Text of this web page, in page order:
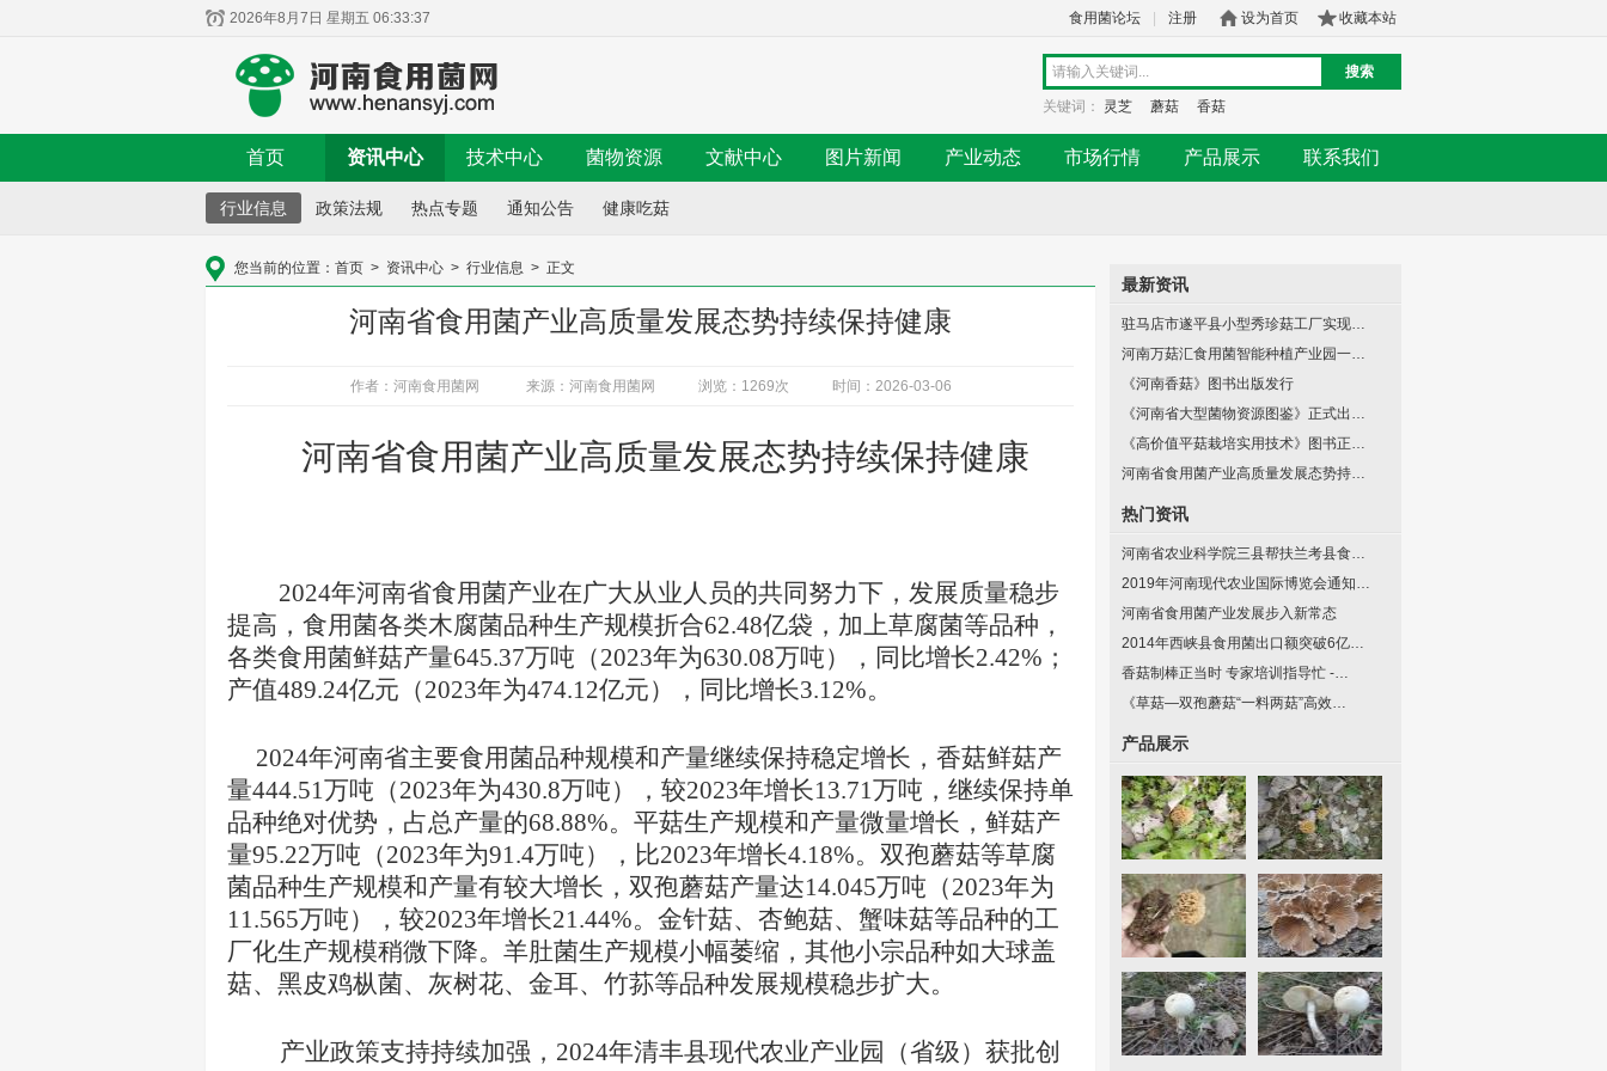
2026年8月7日 星期五 06:33:37 食用菌论坛 注册 设为首页 收藏本站
搜索
关键词： 灵芝 蘑菇 香菇
首页 资讯中心 技术中心 菌物资源 文献中心 图片新闻 产业动态 市场行情 产品展示 联系我们
行业信息 政策法规 热点专题 通知公告 健康吃菇
您当前的位置： 首页 > 资讯中心 > 行业信息 > 正文
河南省食用菌产业高质量发展态势持续保持健康
作者：河南食用菌网 来源：河南食用菌网 浏览：1269次 时间：2026-03-06
河南省食用菌产业高质量发展态势持续保持健康
2024年河南省食用菌产业在广大从业人员的共同努力下，发展质量稳步
提高， 食用菌各类木腐菌品种生产规模折合62.48亿袋，加上草腐菌等品种，
各类食用菌鲜菇产量645.37万吨 （2023年为630.08万吨）， 同比增长2.42% ；
产值489.24亿元 （2023年为474.12亿元）， 同比增长3.12%。
2024年河南省主要食用菌品种规模和产量继续保持稳定增长，香菇鲜菇产
量444.51万吨（2023年为430.8万吨），较2023年增长13.71万吨，继续保持单
品种绝对优势，占总产量的68.88%。平菇生产规模和产量微量增长，鲜菇产
量95.22万吨（2023年为91.4万吨） ，比2023年增长4.18%。双孢蘑菇等草腐
菌品种生产规模和产量有较大增长，双孢蘑菇产量达14.045万吨（2023年为
11.565万吨），较2023年增长21.44%。 金针菇、杏鲍菇、蟹味菇等品种的工
厂化生产规模稍微下降。羊肚菌生产规模小幅萎缩 ，其他小宗品种如大球盖
菇、黑皮鸡枞菌、灰树花、金耳、竹荪等品种发展规模稳步扩大。
产业政策支持持续加强， 2024年清丰县现代农业产业园（省级）获批创
最新资讯
驻马店市遂平县小型秀珍菇工厂实现…
河南万菇汇食用菌智能种植产业园一…
《河南香菇》图书出版发行
《河南省大型菌物资源图鉴》正式出…
《高价值平菇栽培实用技术》图书正…
河南省食用菌产业高质量发展态势持…
热门资讯
河南省农业科学院三县帮扶兰考县食…
2019年河南现代农业国际博览会通知…
河南省食用菌产业发展步入新常态
2014年西峡县食用菌出口额突破6亿…
香菇制棒正当时 专家培训指导忙 -…
《草菇—双孢蘑菇“一料两菇”高效…
产品展示